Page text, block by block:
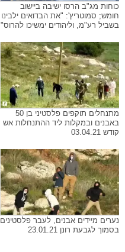
כוחות מג"ב הרסו ישיבה ביישוב
חומש; סמוטריץ': "את הבדואים ילבינו
בשביל רע"מ, וליהודים ימשיכו להרוס"
מתנחלים תוקפים פלסטיני בן 50
באבנים ובמקלות ליד ההתנחלות אש
קודש 03.04.21
נערים מיידים אבנים, לעבר פלסטינים
בסמוך לגבעת רונן 23.01.21